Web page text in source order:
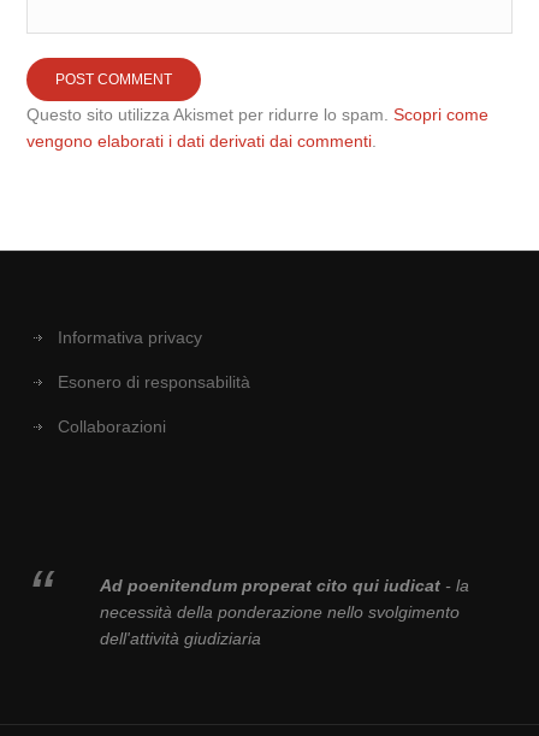
Questo sito utilizza Akismet per ridurre lo spam.Scopri come
vengono elaborati i dati derivati dai commenti
Informativa privacy
Esonero di responsabilità
Collaborazioni
Ad poenitendum properat cito qui iudicat- la
necessità della ponderazione nello svolgimento
dell'attività giudiziaria